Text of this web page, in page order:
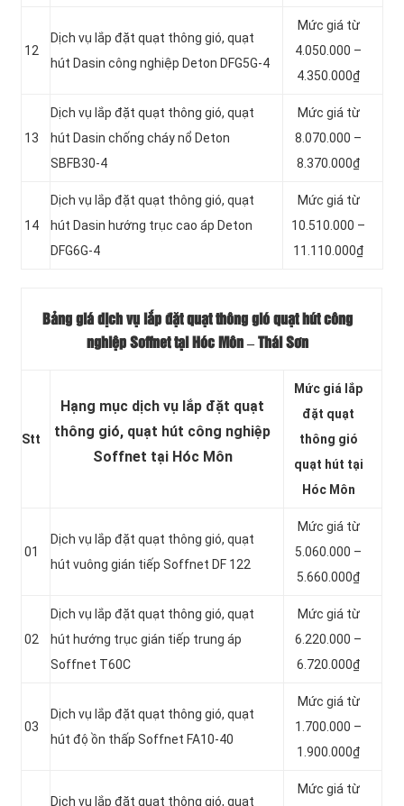
12
Dịch vụ lắp đặt quạt thông gió, quạt
hút Dasin công nghiệp Deton DFG5G-4
Mức giá từ
4.050.000 –
4.350.000₫
13
Dịch vụ lắp đặt quạt thông gió, quạt
hút Dasin chống cháy nổ Deton
SBFB30-4
Mức giá từ
8.070.000 –
8.370.000₫
14
Dịch vụ lắp đặt quạt thông gió, quạt
hút Dasin hướng trục cao áp Deton
DFG6G-4
Mức giá từ
10.510.000 –
11.110.000₫
Bảng giá dịch vụ lắp đặt quạt thông gió quạt hút công
nghiệp Soffnet tại Hóc Môn – Thái Sơn
Stt
Hạng mục dịch vụ lắp đặt quạt
thông gió, quạt hút công nghiệp
Soffnet tại Hóc Môn
Mức giá lắp
đặt quạt
thông gió
quạt hút tại
Hóc Môn
01
Dịch vụ lắp đặt quạt thông gió, quạt
hút vuông gián tiếp Soffnet DF 122
Mức giá từ
5.060.000 –
5.660.000₫
02
Dịch vụ lắp đặt quạt thông gió, quạt
hút hướng trục gián tiếp trung áp
Soffnet T60C
Mức giá từ
6.220.000 –
6.720.000₫
03
Dịch vụ lắp đặt quạt thông gió, quạt
hút độ ồn thấp Soffnet FA10-40
Mức giá từ
1.700.000 –
1.900.000₫
Dịch vụ lắp đặt quạt thông gió, quạt
Mức giá từ